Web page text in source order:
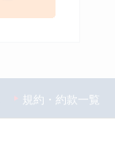
規約・約款一覧